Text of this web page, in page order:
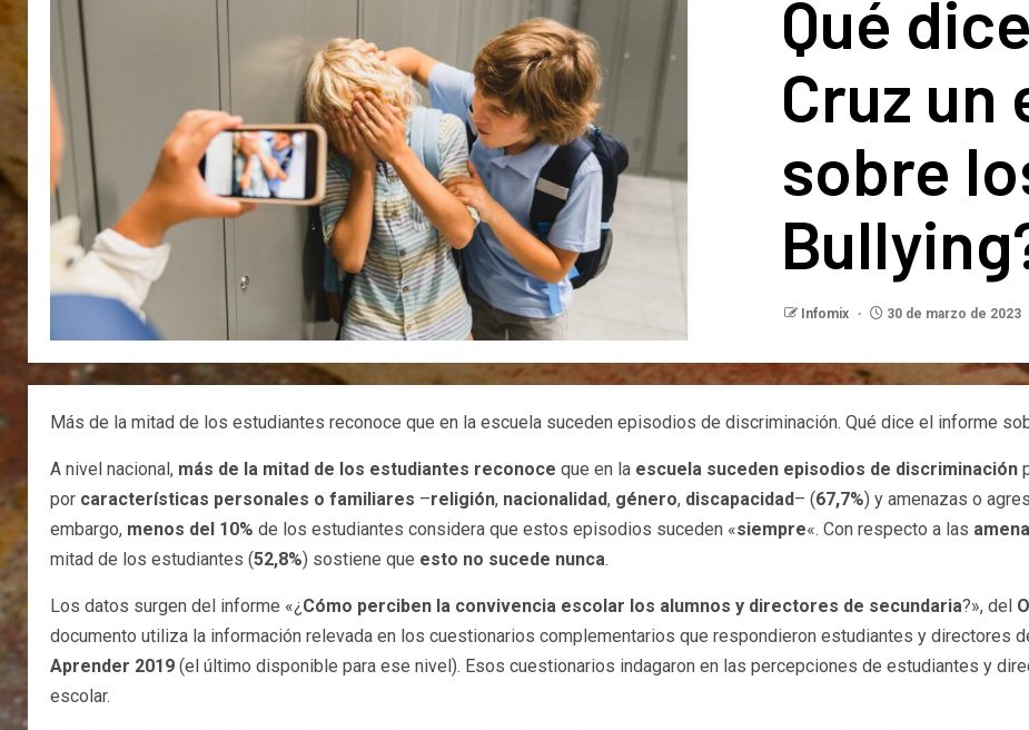
Qué
Cruz un
sobre
Infomix 30 de marzo de 2023
Más de la mitad de los estudiantes reconoce que en la escuela suceden episodios de discriminación. Qué dice el informe
A nivel nacional, más de la mitad de los estudiantes reconoce que en la escuela suceden episodios de discriminación
por características personales o familiares –religión, nacionalidad, género, discapacidad– (67,7%) y amenazas o
embargo, menos del 10% de los estudiantes considera que estos episodios suceden «siempre«. Con respecto a las
mitad de los estudiantes (52,8%) sostiene que esto no sucede nunca.
Los datos surgen del informe «¿ Cómo perciben la convivencia escolar los alumnos y directores de secundaria?», del
documento utiliza la información relevada en los cuestionarios complementarios que respondieron estudiantes y directores
Aprender 2019 (el último disponible para ese nivel). Esos cuestionarios indagaron en las percepciones de estudiantes y
escolar.